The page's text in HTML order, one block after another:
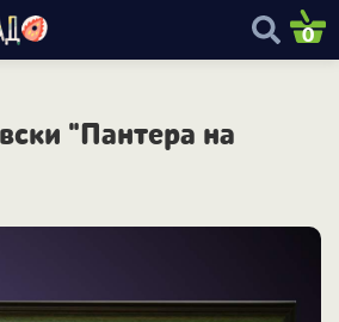
0
"Пантера на